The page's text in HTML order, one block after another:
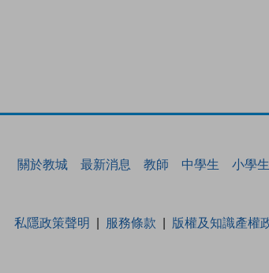
關於教城 最新消息 教師 中學生 小學生
私隱政策聲明 服務條款 版權及知識產權